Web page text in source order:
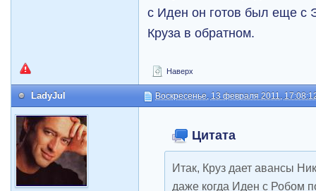
с Иден он готов был еще с
Круза в обратном.
Наверх
LadyJul Воскресенье, 13 февраля 2011,
Цитата
Итак, Круз дает авансы
даже когда Иден с Робом